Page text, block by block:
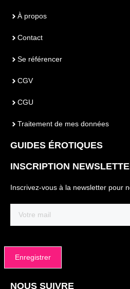
À propos
Contact
Se référencer
CGV
CGU
Traitement de mes données
GUIDES ÉROTIQUES
INSCRIPTION
Inscrivez-vous à la newsletter pour
Alternative:
NOUS SUIVRE